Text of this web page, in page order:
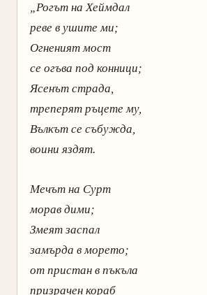
„Рогът на Хеймдал
реве в ушите ми;
Огненият мост
се огъва под конници;
Ясенът страда,
треперят ръцете му,
Вълкът се събужда,
воини яздят.
Мечът на Сурт
морав дими;
Змеят заспал
замърда в морето;
от пристан в пъкъла
призрачен кораб